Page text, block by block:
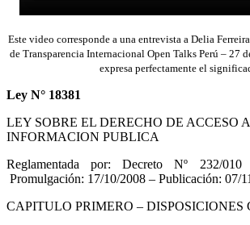
Este video corresponde a una entrevista a Delia
de Transparencia Internacional Open Talks Perú – 27
expresa perfectamente el
Ley N° 18381
LEY SOBRE EL DERECHO DE ACCESO
INFORMACION PUBLICA
Reglamentada por: Decreto Nº 232/
Promulgación: 17/10/2008 – Publicación: 07/
CAPITULO PRIMERO – DISPOSICIONES